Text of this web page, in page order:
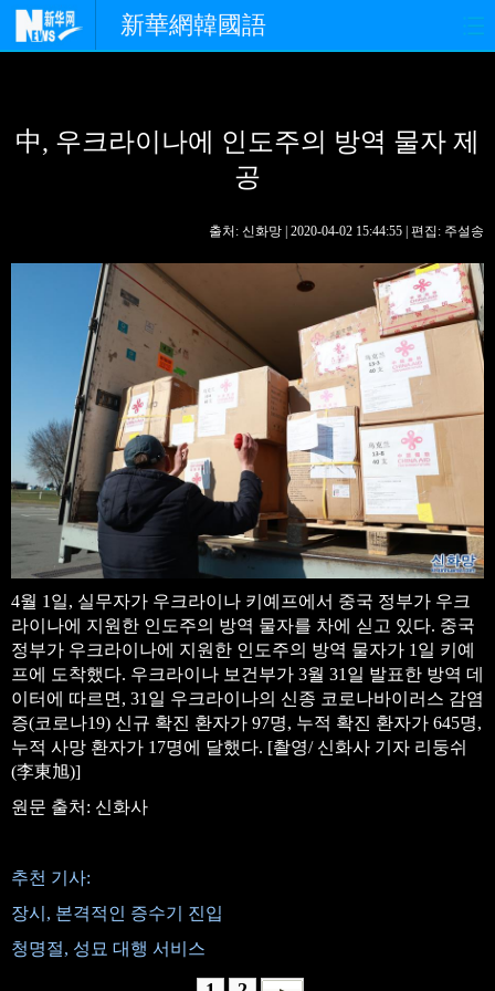
新華網韓國語
경제 사회 포토
핫 TV
생생 중국어
中, 우크라이나에 인도주의 방역 물자 제
공
출처: 신화망 | 2020-04-02 15:44:55 | 편집: 주설송
4월 1일, 실무자가 우크라이나 키예프에서 중국 정부가 우크
라이나에 지원한 인도주의 방역 물자를 차에 싣고 있다. 중국
정부가 우크라이나에 지원한 인도주의 방역 물자가 1일 키예
프에 도착했다. 우크라이나 보건부가 3월 31일 발표한 방역 데
이터에 따르면, 31일 우크라이나의 신종 코로나바이러스 감염
증(코로나19) 신규 확진 환자가 97명, 누적 확진 환자가 645명,
누적 사망 환자가 17명에 달했다. [촬영/ 신화사 기자 리둥쉬
(李東旭)]
원문 출처: 신화사
추천 기사:
장시, 본격적인 증수기 진입
청명절, 성묘 대행 서비스